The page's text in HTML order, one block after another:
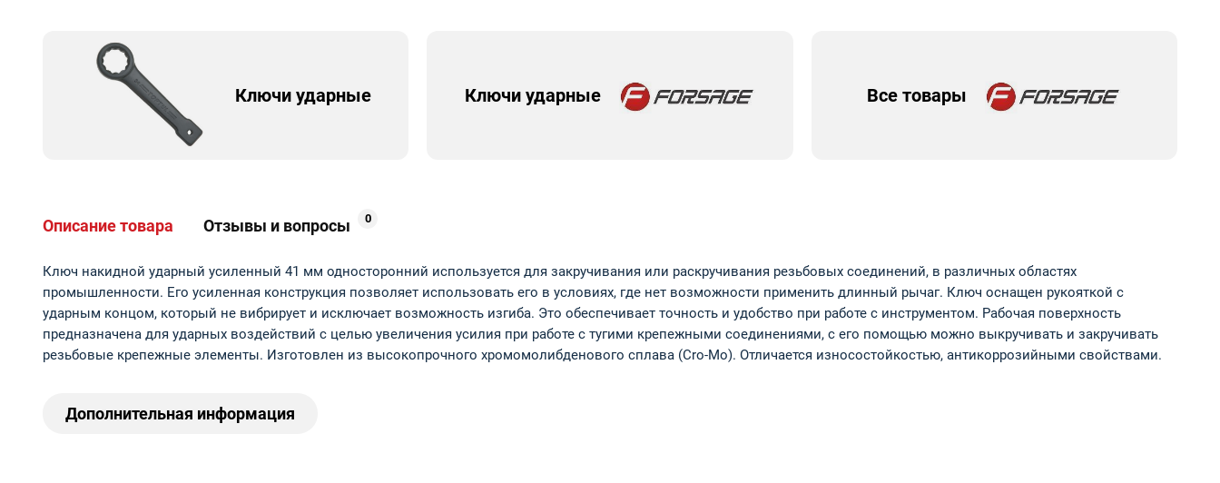
Ключи ударные Ключи ударные Все товары
Описание товара Отзывы и вопросы 0
Ключ накидной ударный усиленный 41 мм односторонний используется для закручивания или раскручивания резьбовых соединений, в различных областях
промышленности. Его усиленная конструкция позволяет использовать его в условиях, где нет возможности применить длинный рычаг. Ключ оснащен рукояткой с
ударным концом, который не вибрирует и исключает возможность изгиба. Это обеспечивает точность и удобство при работе с инструментом. Рабочая поверхность
предназначена для ударных воздействий с целью увеличения усилия при работе с тугими крепежными соединениями, с его помощью можно выкручивать и закручивать
резьбовые крепежные элементы. Изготовлен из высокопрочного хромомолибденового сплава (Cro-Mo). Отличается износостойкостью, антикоррозийными свойствами.
Дополнительная информация